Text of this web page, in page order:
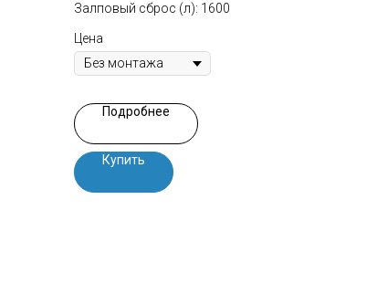
Залповый сброс (л): 1600
Цена
Подробнее
Купить